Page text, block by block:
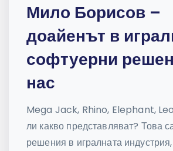
Мило Борисов –
доайенът в
софтуерни
нас
Mega Jack, Rhino, Elephant,
ли какво представляват? Това
решения в игралната